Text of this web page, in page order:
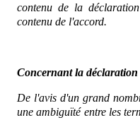
contenu de la
contenu de l'accord.
Concernant la déclaration
De l'avis d'un grand
une ambiguïté entre les